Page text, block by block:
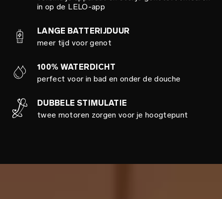
in op de LELO-app
LANGE BATTERIJDUUR
meer tijd voor genot
100% WATERDICHT
perfect voor in bad en onder de douche
DUBBELE STIMULATIE
twee motoren zorgen voor je hoogtepunt